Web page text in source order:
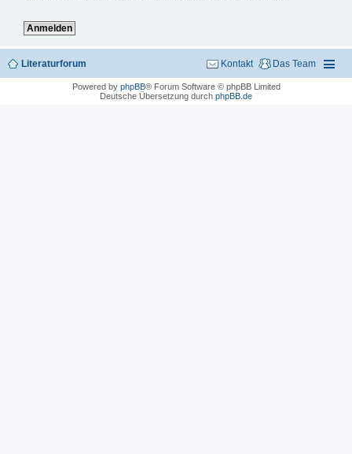
Literaturforum Das Team
Kontakt
Powered by phpBB® Forum Software © phpBB Limited
Deutsche Übersetzung durch phpBB.de